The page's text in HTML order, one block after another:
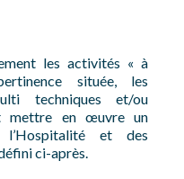
les activités « à
située, les
techniques et/ou
mettre en œuvre un
et des
ci-après.